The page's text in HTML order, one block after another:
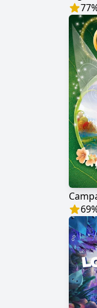
77
69